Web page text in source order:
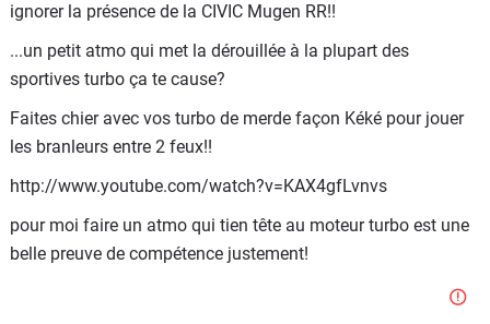
ignorer la présence de la CIVIC Mugen RR!!
...un petit atmo qui met la dérouillée à la plupart des
sportives turbo ça te cause?
Faites chier avec vos turbo de merde façon Kéké pour jouer
les branleurs entre 2 feux!!
http://www.youtube.com/watch?v=KAX4gfLvnvs
pour moi faire un atmo qui tien tête au moteur turbo est une
belle preuve de compétence justement!